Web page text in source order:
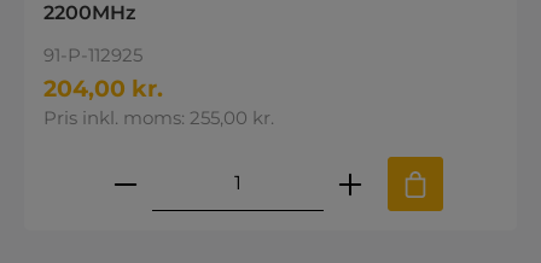
2200MHz
91-P-112925
204,00 kr.
Pris inkl. moms: 255,00 kr.
Produktmængde: Indtast den